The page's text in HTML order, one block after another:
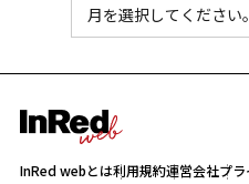
InRed webとは利用規約運営会社プラ